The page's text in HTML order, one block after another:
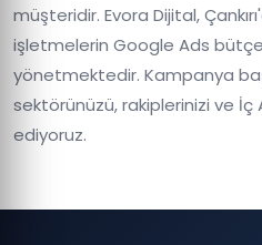
müşteridir. Evora Dijital,
işletmelerin Google Ads
yönetmektedir. Kampanya
sektörünüzü, rakiplerinizi ve İç
ediyoruz.